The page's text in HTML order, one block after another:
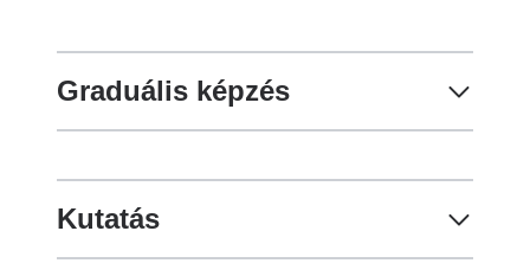
Graduális képzés
Kutatás